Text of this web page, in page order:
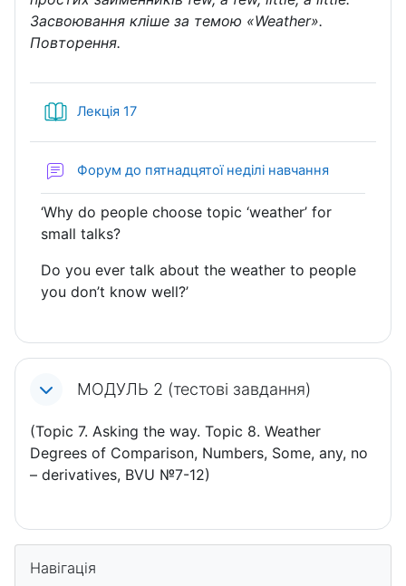
Засвоювання кліше за темою «Weather».
Повторення.
Лекція 17Книга
Форум до пятнадцятої неділі навчання
‘Why do people choose topic ‘weather’ for
small talks?
Do you ever talk about the weather to people
you don’t know well?’
МОДУЛЬ 2 (тестові завдання)
(Topic 7. Asking the way. Topic 8. Weather
Degrees of Comparison, Numbers, Some, any, no
– derivatives, BVU №7-12)
Блоки
Навігація